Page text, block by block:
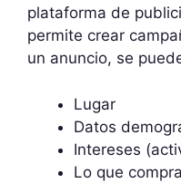
plataforma de
permite crear
un anuncio, se
Lugar
Datos
Intereses
Lo que